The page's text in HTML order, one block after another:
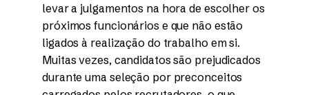
levar a julgamentos na hora de escolher os
próximos funcionários e que não estão
ligados à realização do trabalho em si.
Muitas vezes, candidatos são prejudicados
durante uma seleção por preconceitos